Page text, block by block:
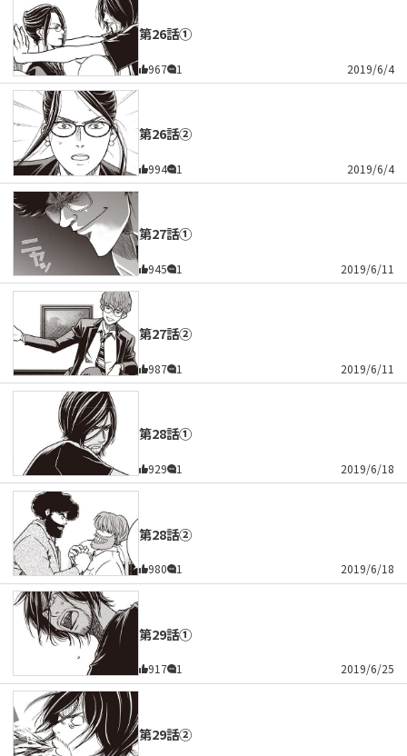
第26話①
967 1 2019/6/4
第26話②
994 1 2019/6/4
第27話①
945 1 2019/6/11
第27話②
987 1 2019/6/11
第28話①
929 1 2019/6/18
第28話②
980 1 2019/6/18
第29話①
917 1 2019/6/25
第29話②